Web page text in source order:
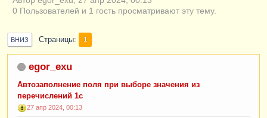
0 Пользователей и 1 гость просматривают эту тему.
ВНИЗ Страницы 1
egor_exu
Автозаполнение поля при выборе значения из
перечислений 1с
27 апр 2024, 00:13